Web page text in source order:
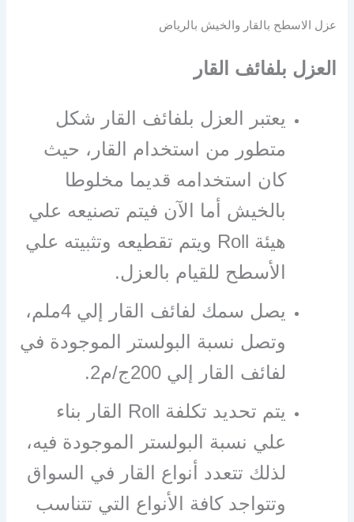
عزل الاسطح بالقار والخيش بالرياض
العزل بلفائف القار
يعتبر العزل بلفائف القار شكل
متطور من استخدام القار، حيث
كان استخدامه قديما مخلوطا
بالخيش أما الآن فيتم تصنيعه علي
هيئة Roll ويتم تقطيعه وتثبيته علي
الأسطح للقيام بالعزل.
يصل سمك لفائف القار إلي 4ملم،
وتصل نسبة البولستر الموجودة في
لفائف القار إلي 200ج/م2.
يتم تحديد تكلفة Roll القار بناء
علي نسبة البولستر الموجودة فيه،
لذلك تتعدد أنواع القار في السواق
وتتواجد كافة الأنواع التي تتناسب